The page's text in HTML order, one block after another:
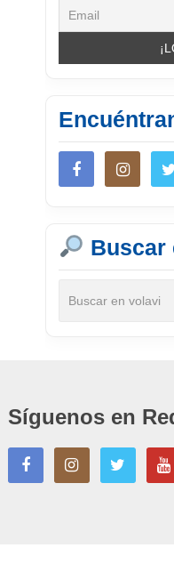
Buscar
Síguenos en